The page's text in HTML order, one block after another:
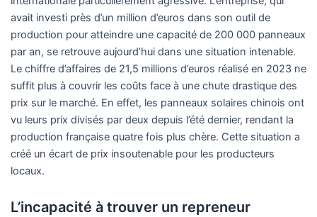
avait investi près d’un million d’euros dans son outil de
production pour atteindre une capacité de 200 000 panneaux
par an, se retrouve aujourd’hui dans une situation intenable.
Le chiffre d’affaires de 21,5 millions d’euros réalisé en 2023 ne
suffit plus à couvrir les coûts face à une chute drastique des
prix sur le marché. En effet, les panneaux solaires chinois ont
vu leurs prix divisés par deux depuis l’été dernier, rendant la
production française quatre fois plus chère. Cette situation a
créé un écart de prix insoutenable pour les producteurs
locaux.
L’incapacité à trouver un repreneur